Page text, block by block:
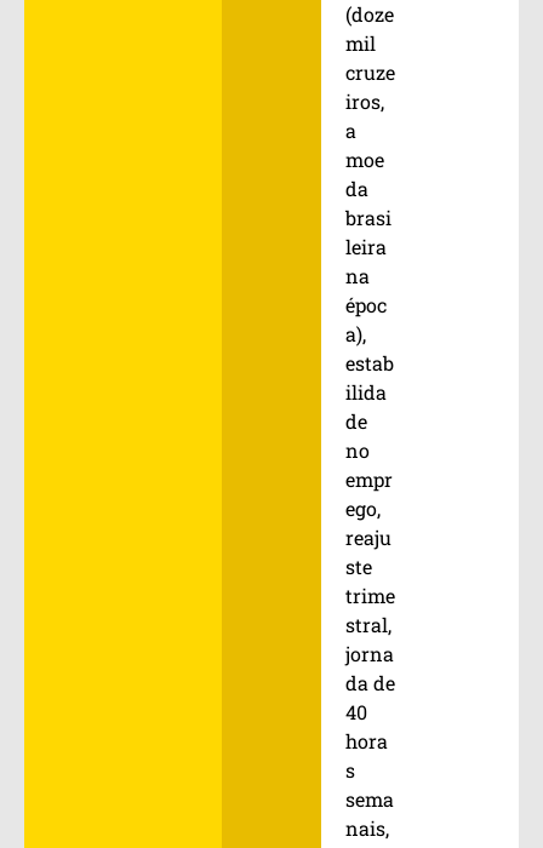
(doze
mil
cruze
iros,
a
moe
da
brasi
leira
na
époc
a),
estab
ilida
de
no
empr
ego,
reaju
ste
trime
stral,
jorna
da de
40
hora
s
sema
nais,